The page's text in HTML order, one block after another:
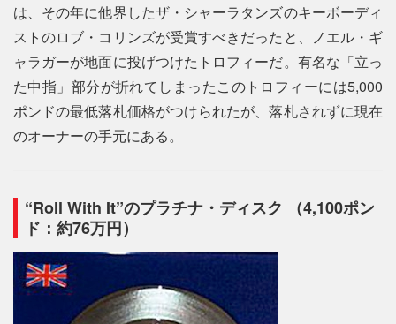
は、その年に他界したザ・シャーラタンズのキーボーディ
ストのロブ・コリンズが受賞すべきだったと、ノエル・ギ
ャラガーが地面に投げつけたトロフィーだ。有名な「立っ
た中指」部分が折れてしまったこのトロフィーには5,000
ポンドの最低落札価格がつけられたが、落札されずに現在
のオーナーの手元にある。
“Roll With It”のプラチナ・ディスク （4,100ポン
ド：約76万円）